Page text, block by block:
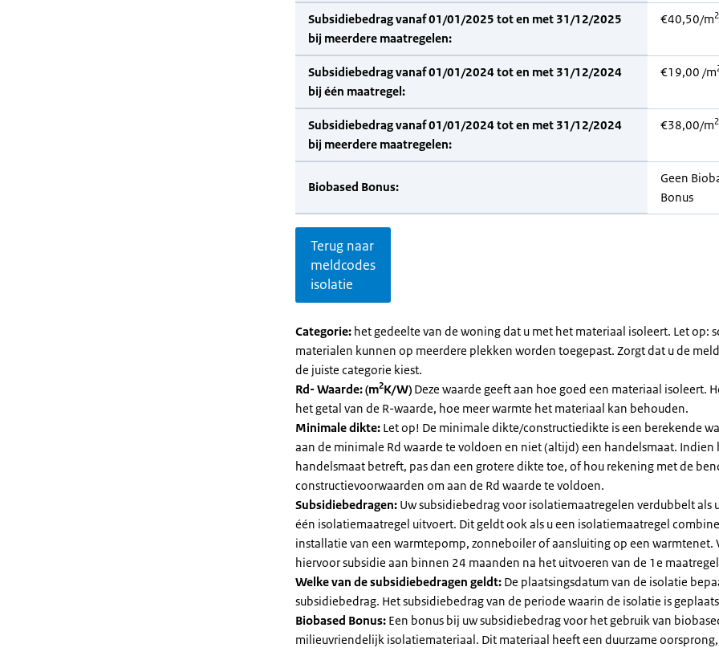
Subsidiebedrag vanaf 01/01/2025 tot en met 31/12/2025
bij meerdere maatregelen:
€40,50/m2
Subsidiebedrag vanaf 01/01/2024 tot en met 31/12/2024
bij één maatregel:
€19,00 /m
Subsidiebedrag vanaf 01/01/2024 tot en met 31/12/2024
bij meerdere maatregelen:
€38,00/m2
Biobased Bonus:
Geen
Bonus
Terug naar
meldcodes
isolatie
Categorie: het gedeelte van de woning dat u met het materiaal isoleert. Let op:
materialen kunnen op meerdere plekken worden toegepast. Zorgt dat u de
de juiste categorie kiest.
Rd- Waarde: (m2K/W) Deze waarde geeft aan hoe goed een materiaal isoleert.
het getal van de R-waarde, hoe meer warmte het materiaal kan behouden.
Minimale dikte: Let op! De minimale dikte/constructiedikte is een berekende
aan de minimale Rd waarde te voldoen en niet (altijd) een handelsmaat. Indien
handelsmaat betreft, pas dan een grotere dikte toe, of hou rekening met de
constructievoorwaarden om aan de Rd waarde te voldoen.
Subsidiebedragen: Uw subsidiebedrag voor isolatiemaatregelen verdubbelt als
één isolatiemaatregel uitvoert. Dit geldt ook als u een isolatiemaatregel
installatie van een warmtepomp, zonneboiler of aansluiting op een warmtenet.
hiervoor subsidie aan binnen 24 maanden na het uitvoeren van de 1e
Welke van de subsidiebedragen geldt: De plaatsingsdatum van de isolatie
subsidiebedrag. Het subsidiebedrag van de periode waarin de isolatie is
Biobased Bonus: Een bonus bij uw subsidiebedrag voor het gebruik van
milieuvriendelijk isolatiemateriaal. Dit materiaal heeft een duurzame oorsprong,